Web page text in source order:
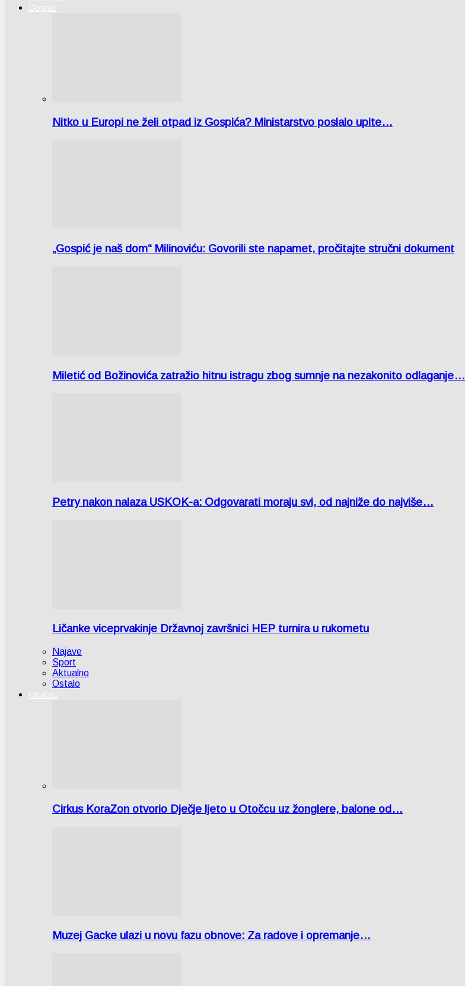
Gospić
Nitko u Europi ne želi otpad iz Gospića? Ministarstvo poslalo upite…
„Gospić je naš dom“ Milinoviću: Govorili ste napamet, pročitajte stručni dokument
Miletić od Božinovića zatražio hitnu istragu zbog sumnje na nezakonito odlaganje…
Petry nakon nalaza USKOK-a: Odgovarati moraju svi, od najniže do najviše…
Ličanke viceprvakinje Državnoj završnici HEP turnira u rukometu
Najave
Sport
Aktualno
Ostalo
Otočac
Cirkus KoraZon otvorio Dječje ljeto u Otočcu uz žonglere, balone od…
Muzej Gacke ulazi u novu fazu obnove: Za radove i opremanje…